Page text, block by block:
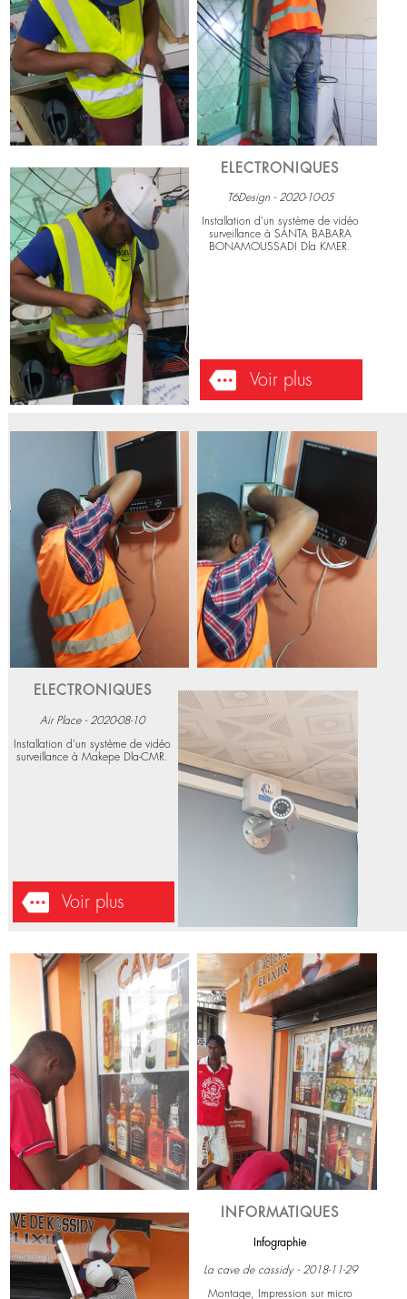
Voir plus
ELECTRONIQUES
T6Design - 2020-10-05
BONAMOUSSADI Dla KMER.
Voir plus
ELECTRONIQUES
Air Place - 2020-08-10
Voir plus